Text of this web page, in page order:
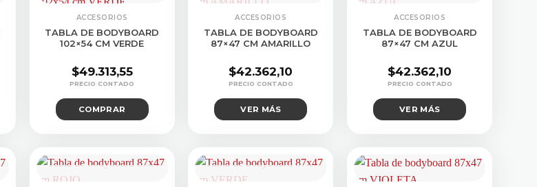
ACCESORIOS
TABLA DE BODYBOARD
102×54 CM VERDE
$49.313,55
COMPRAR
ACCESORIOS
TABLA DE BODYBOARD
87×47 CM AMARILLO
$42.362,10
VER MÁS
ACCESORIOS
TABLA DE BODYBOARD
87×47 CM AZUL
$42.362,10
VER MÁS